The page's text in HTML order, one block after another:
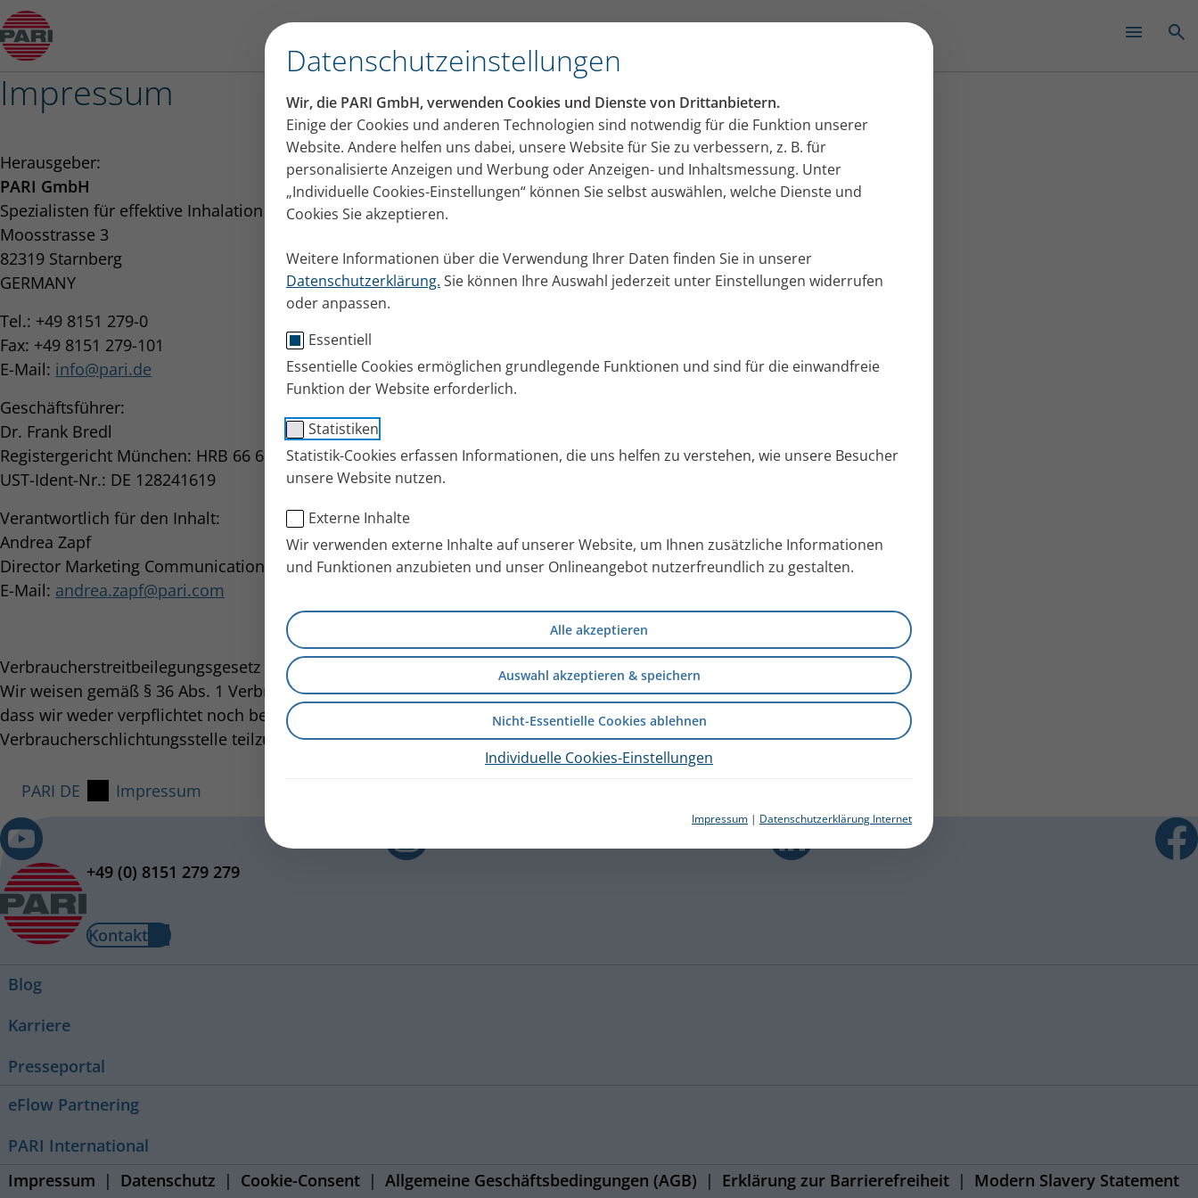
Datenschutzeinstellungen
Wir, die PARI GmbH, verwenden Cookies und Dienste von Drittanbietern.
Einige der Cookies und anderen Technologien sind notwendig für die Funktion unserer
Website. Andere helfen uns dabei, unsere Website für Sie zu verbessern, z. B. für
personalisierte Anzeigen und Werbung oder Anzeigen- und Inhaltsmessung. Unter
„Individuelle Cookies-Einstellungen“ können Sie selbst auswählen, welche Dienste und
Cookies Sie akzeptieren.
Weitere Informationen über die Verwendung Ihrer Daten finden Sie in unserer
Datenschutzerklärung. Sie können Ihre Auswahl jederzeit unter Einstellungen widerrufen
oder anpassen.
Essentiell
Essentielle Cookies ermöglichen grundlegende Funktionen und sind für die einwandfreie
Funktion der Website erforderlich.
Statistiken
Statistik-Cookies erfassen Informationen, die uns helfen zu verstehen, wie unsere Besucher
unsere Website nutzen.
Externe Inhalte
Wir verwenden externe Inhalte auf unserer Website, um Ihnen zusätzliche Informationen
und Funktionen anzubieten und unser Onlineangebot nutzerfreundlich zu gestalten.
Alle akzeptieren
Auswahl akzeptieren & speichern
Nicht-Essentielle Cookies ablehnen
Individuelle Cookies-Einstellungen
Impressum | Datenschutzerklärung Internet
Impressum
Impressum
Herausgeber:
PARI GmbH
Spezialisten für effektive Inhalation
Moosstrasse 3
82319 Starnberg
GERMANY
Tel.: +49 8151 279-0
Fax: +49 8151 279-101
E-Mail: info
pari.de
Geschäftsführer:
Dr. Frank Bredl
Registergericht München: HRB 66 609
UST-Ident-Nr.: DE 128241619
Verantwortlich für den Inhalt:
Andrea Zapf
Director Marketing Communications
E-Mail: andrea.zapf pari.com
Verbraucherstreitbeilegungsgesetz (VSBG):
Wir weisen gemäß § 36 Abs. 1 Verbraucherstreitbeilegungsgesetz (VSBG) darauf hin,
dass wir weder verpflichtet noch bereit sind, an Streitbeilegungsverfahren vor einer
Verbraucherschlichtungsstelle teilzunehmen.
PARI DE Impressum
+49 (0) 8151 279 279
Kontakt
Blog
Karriere
Presseportal
eFlow Partnering
PARI International
Impressum
Datenschutz Cookie-Consent Allgemeine Geschäftsbedingungen (AGB) Erklärung zur Barrierefreiheit Modern Slavery Statement